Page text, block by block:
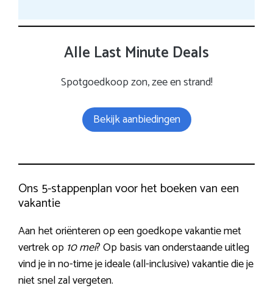
Alle Last Minute Deals
Spotgoedkoop zon, zee en strand!
Bekijk aanbiedingen
Ons 5-stappenplan voor het boeken van een
vakantie
Aan het oriënteren op een goedkope vakantie met
vertrek op 10 mei? Op basis van onderstaande uitleg
vind je in no-time je ideale (all-inclusive) vakantie die je
niet snel zal vergeten.